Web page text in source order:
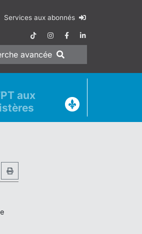
Services aux abonnés
avancée
aux